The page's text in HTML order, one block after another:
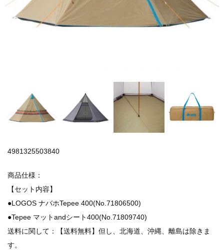
4981325503840
商品仕様：
【セット内容】
●LOGOS ナバホTepee 400(No.71806500)
●Tepee マットandシート400(No.71809740)
送料に関して：【送料無料】但し、北海道、沖縄、離島は除きま
す。